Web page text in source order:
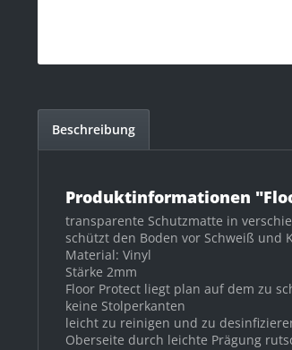
Beschreibung
Produktinformationen
transparente Schutzmatte in
schützt den Boden vor Schweiß und
Material: Vinyl
Stärke 2mm
Floor Protect liegt plan auf dem zu
keine Stolperkanten
leicht zu reinigen und zu
Oberseite durch leichte Prägung